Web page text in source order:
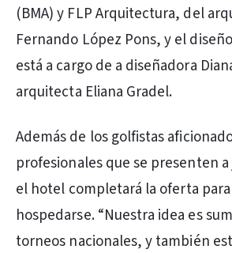
(BMA) y FLP Arquitectura, del
Fernando López Pons, y el
está a cargo de a diseñadora
arquitecta Eliana Gradel.
Además de los golfistas
profesionales que se presenten
el hotel completará la oferta
hospedarse. “Nuestra idea es
torneos nacionales, y también